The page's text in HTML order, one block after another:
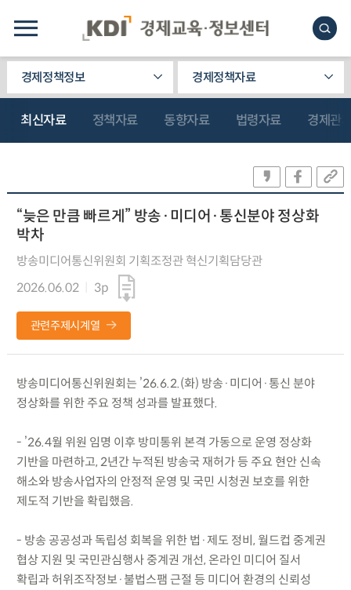
경제정책정보 경제정책자료
최신자료 정책자료 동향자료 법령자료 경제관
“늦은 만큼 빠르게” 방송·미디어·통신분야 정상화
박차
방송미디어통신위원회 기획조정관 혁신기획담당관
2026.06.02
3p
관련주제시계열
방송미디어통신위원회는 ’26.6.2.(화) 방송·미디어·통신 분야
정상화를 위한 주요 정책 성과를 발표했다.
- ’26.4월 위원 임명 이후 방미통위 본격 가동으로 운영 정상화
기반을 마련하고, 2년간 누적된 방송국 재허가 등 주요 현안 신속
해소와 방송사업자의 안정적 운영 및 국민 시청권 보호를 위한
제도적 기반을 확립했음.
- 방송 공공성과 독립성 회복을 위한 법·제도 정비, 월드컵 중계권
협상 지원 및 국민관심행사 중계권 개선, 온라인 미디어 질서
확립과 허위조작정보·불법스팸 근절 등 미디어 환경의 신뢰성